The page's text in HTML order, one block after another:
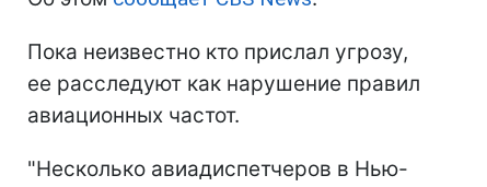
Пока неизвестно кто прислал угрозу,
ее расследуют как нарушение правил
авиационных частот.
"Несколько авиадиспетчеров в Нью-